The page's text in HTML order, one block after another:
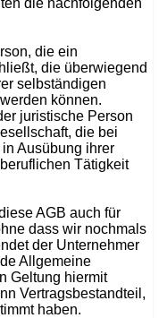
die nachfolgenden
die ein
die überwiegend
selbständigen
können.
juristische Person
die bei
Ausübung ihrer
Tätigkeit
AGB auch für
dass wir nochmals
der Unternehmer
Allgemeine
Geltung hiermit
Vertragsbestandteil,
haben.